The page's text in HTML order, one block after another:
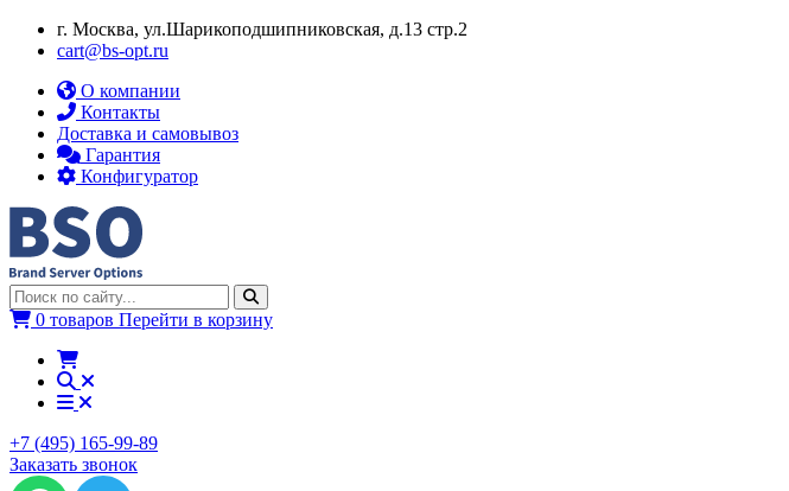
г. Москва, ул.​​Шарикоподшипниковская, д.13 стр.2
cart@bs-opt.ru
О компании
Контакты
Доставка и самовывоз
Гарантия
Конфигуратор
0 товаров Перейти в корзину
+7 (495) 165-99-89
Заказать звонок